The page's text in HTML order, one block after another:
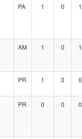
PA 1 0 1
AM 1 0 1
PR 1 0 0
PR 0 0 0